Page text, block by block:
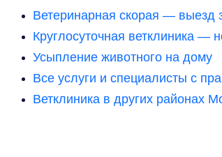
Ветеринарная скорая — выезд
Круглосуточная ветклиника —
Усыпление животного на дому
Все услуги и специалисты с
Ветклиника в других районах